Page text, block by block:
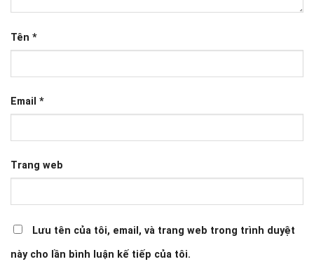
Tên *
Email *
Trang web
Lưu tên của tôi, email, và trang web trong trình duyệt
này cho lần bình luận kế tiếp của tôi.